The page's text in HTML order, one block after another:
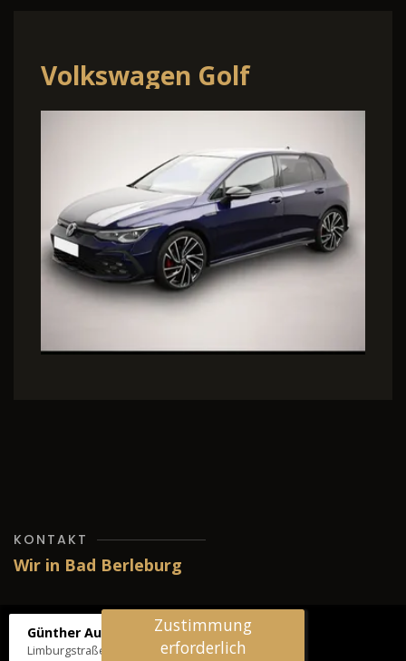
Volkswagen Golf
KONTAKT
Wir in Bad Berleburg
Günther Autos & Service
Limburgstraße 39, 57319 Bad Berleburg
Zustimmung
erforderlich